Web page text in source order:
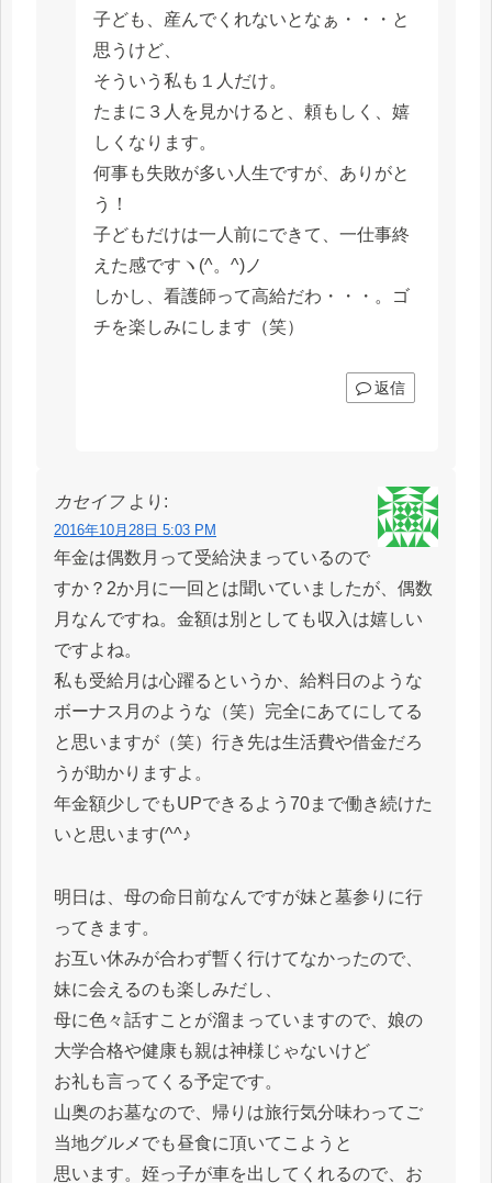
子ども、産んでくれないとなぁ・・・と
思うけど、
そういう私も１人だけ。
たまに３人を見かけると、頼もしく、嬉
しくなります。
何事も失敗が多い人生ですが、ありがと
う！
子どもだけは一人前にできて、一仕事終
えた感ですヽ(^。^)ノ
しかし、看護師って高給だわ・・・。ゴ
チを楽しみにします（笑）
返信
カセイフ より:
2016年10月28日 5:03 PM
年金は偶数月って受給決まっているので
すか？2か月に一回とは聞いていましたが、偶数
月なんですね。金額は別としても収入は嬉しい
ですよね。
私も受給月は心躍るというか、給料日のような
ボーナス月のような（笑）完全にあてにしてる
と思いますが（笑）行き先は生活費や借金だろ
うが助かりますよ。
年金額少しでもUPできるよう70まで働き続けた
いと思います(^^♪
明日は、母の命日前なんですが妹と墓参りに行
ってきます。
お互い休みが合わず暫く行けてなかったので、
妹に会えるのも楽しみだし、
母に色々話すことが溜まっていますので、娘の
大学合格や健康も親は神様じゃないけど
お礼も言ってくる予定です。
山奥のお墓なので、帰りは旅行気分味わってご
当地グルメでも昼食に頂いてこようと
思います。姪っ子が車を出してくれるので、お